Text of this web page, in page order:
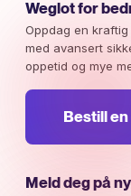
Weglot for
Oppdag en
med avansert
oppetid og mye
Bestill
Meld deg på